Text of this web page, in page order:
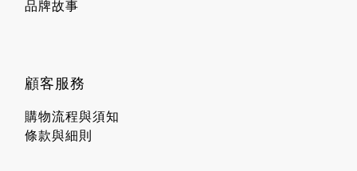
品牌故事
顧客服務
購物流程與須知
條款與細則